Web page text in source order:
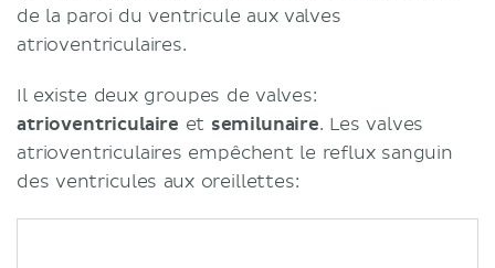
de la paroi du ventricule aux valves
atrioventriculaires.
Il existe deux groupes de valves:
atrioventriculaire et semilunaire. Les valves
atrioventriculaires empêchent le reflux sanguin
des ventricules aux oreillettes: